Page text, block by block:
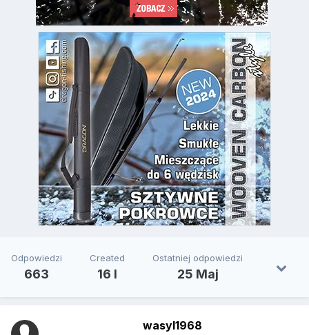
Odpowiedzi
663
Created
16 l
Ostatniej odpowiedzi
25 Maj
wasyl1968